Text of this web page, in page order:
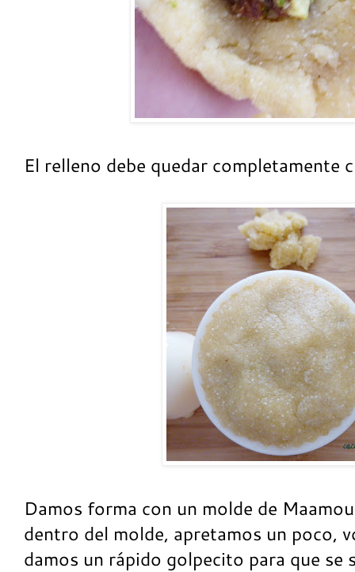
El relleno debe quedar completamente
Damos forma con un molde de
dentro del molde, apretamos un poco,
damos un rápido golpecito para que se